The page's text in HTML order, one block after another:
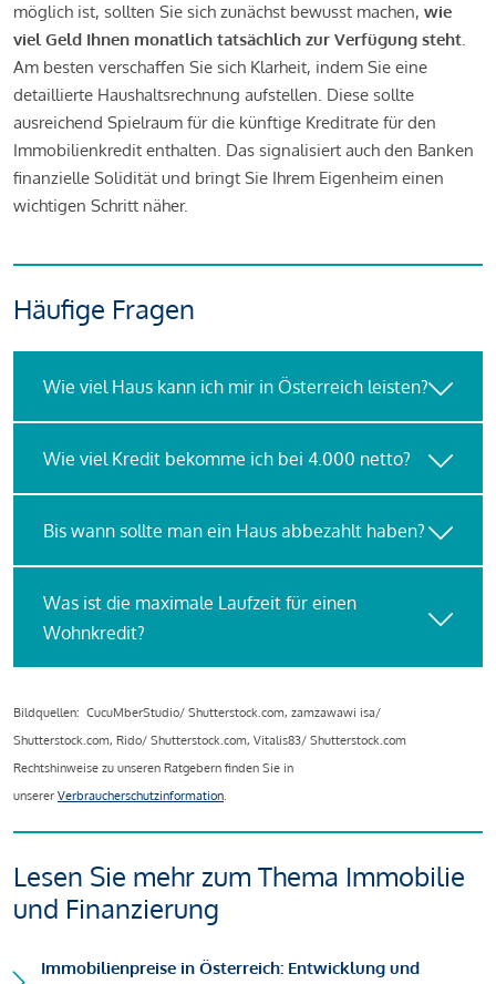
möglich ist, sollten Sie sich zunächst bewusst machen, wie
viel Geld Ihnen monatlich tatsächlich zur Verfügung steht.
Am besten verschaffen Sie sich Klarheit, indem Sie eine
detaillierte Haushaltsrechnung aufstellen. Diese sollte
ausreichend Spielraum für die künftige Kreditrate für den
Immobilienkredit enthalten. Das signalisiert auch den Banken
finanzielle Solidität und bringt Sie Ihrem Eigenheim einen
wichtigen Schritt näher.
Häufige Fragen
Wie viel Haus kann ich mir in Österreich leisten?
Wie viel Kredit bekomme ich bei 4.000 netto?
Bis wann sollte man ein Haus abbezahlt haben?
Was ist die maximale Laufzeit für einen
Wohnkredit?
Bildquellen: CucuMberStudio/ Shutterstock.com, zamzawawi isa/
Shutterstock.com, Rido/ Shutterstock.com, Vitalis83/ Shutterstock.com
Rechtshinweise zu unseren Ratgebern finden Sie in
unserer Verbraucherschutzinformation.
Lesen Sie mehr zum Thema Immobilie
und Finanzierung
Immobilienpreise in Österreich: Entwicklung und